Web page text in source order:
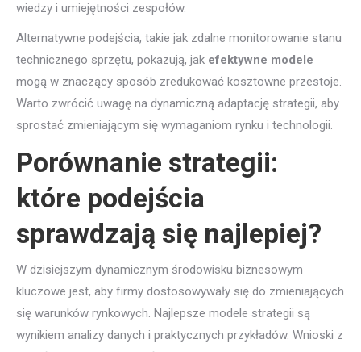
wiedzy i umiejętności zespołów.
Alternatywne podejścia, takie jak zdalne monitorowanie stanu
technicznego sprzętu, pokazują, jak efektywne modele
mogą w znaczący sposób zredukować kosztowne przestoje.
Warto zwrócić uwagę na dynamiczną adaptację strategii, aby
sprostać zmieniającym się wymaganiom rynku i technologii.
Porównanie strategii:
które podejścia
sprawdzają się najlepiej?
W dzisiejszym dynamicznym środowisku biznesowym
kluczowe jest, aby firmy dostosowywały się do zmieniających
się warunków rynkowych. Najlepsze modele strategii są
wynikiem analizy danych i praktycznych przykładów. Wnioski z